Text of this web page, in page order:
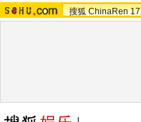
搜狐 ChinaRen